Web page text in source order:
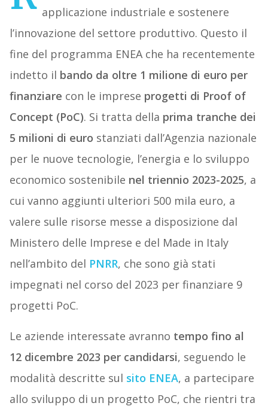
applicazione industriale e sostenere
l’innovazione del settore produttivo. Questo il
fine del programma ENEA che ha recentemente
indetto il bando da oltre 1 milione di euro per
finanziare con le imprese progetti di Proof of
Concept (PoC). Si tratta della prima tranche dei
5 milioni di euro stanziati dall’Agenzia nazionale
per le nuove tecnologie, l’energia e lo sviluppo
economico sostenibile nel triennio 2023-2025, a
cui vanno aggiunti ulteriori 500 mila euro, a
valere sulle risorse messe a disposizione dal
Ministero delle Imprese e del Made in Italy
nell’ambito del PNRR, che sono già stati
impegnati nel corso del 2023 per finanziare 9
progetti PoC.
Le aziende interessate avranno tempo fino al
12 dicembre 2023 per candidarsi, seguendo le
modalità descritte sul sito ENEA, a partecipare
allo sviluppo di un progetto PoC, che rientri tra